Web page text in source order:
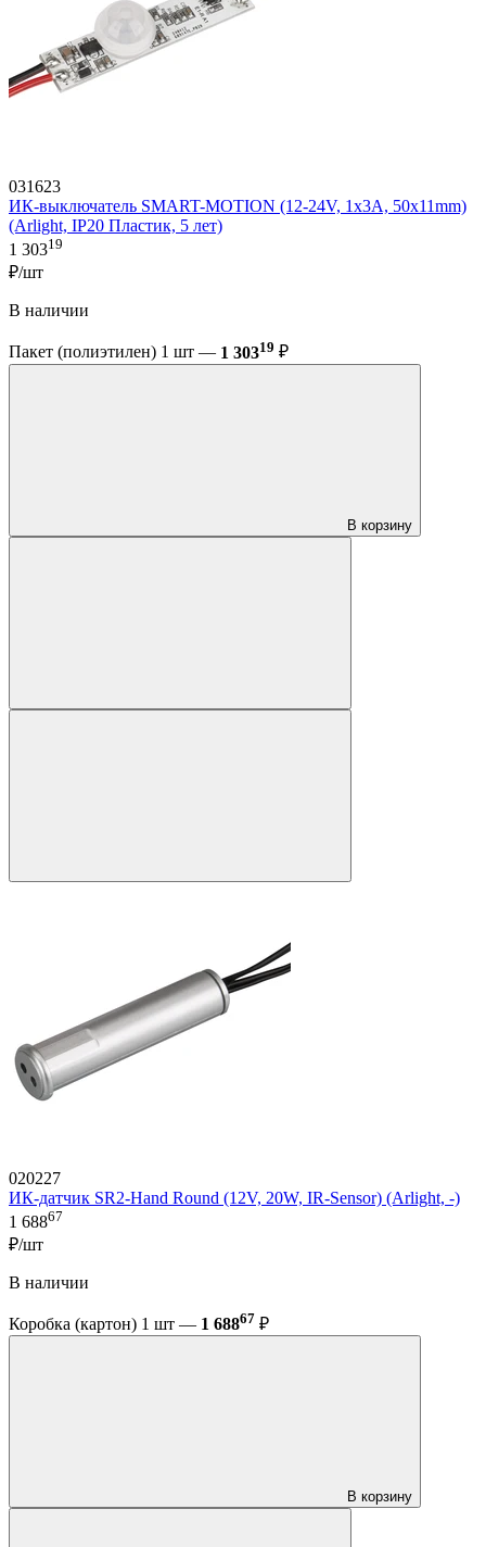
031623
ИК-выключатель SMART-MOTION (12-24V, 1х3А, 50x11mm)
(Arlight, IP20 Пластик, 5 лет)
1 30319
₽/шт
В наличии
Пакет (полиэтилен) 1 шт — 1 30319 ₽
В корзину
020227
ИК-датчик SR2-Hand Round (12V, 20W, IR-Sensor) (Arlight, -)
1 68867
₽/шт
В наличии
Коробка (картон) 1 шт — 1 68867 ₽
В корзину